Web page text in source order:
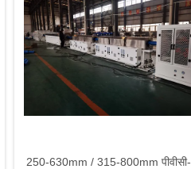
250-630mm / 315-800mm पीवीसी-